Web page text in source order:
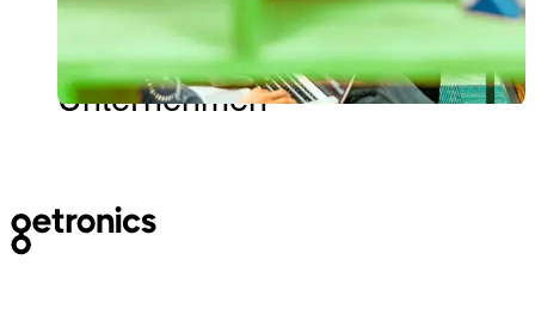
Anwendungen für die digitale
Transformation von
Unternehmen